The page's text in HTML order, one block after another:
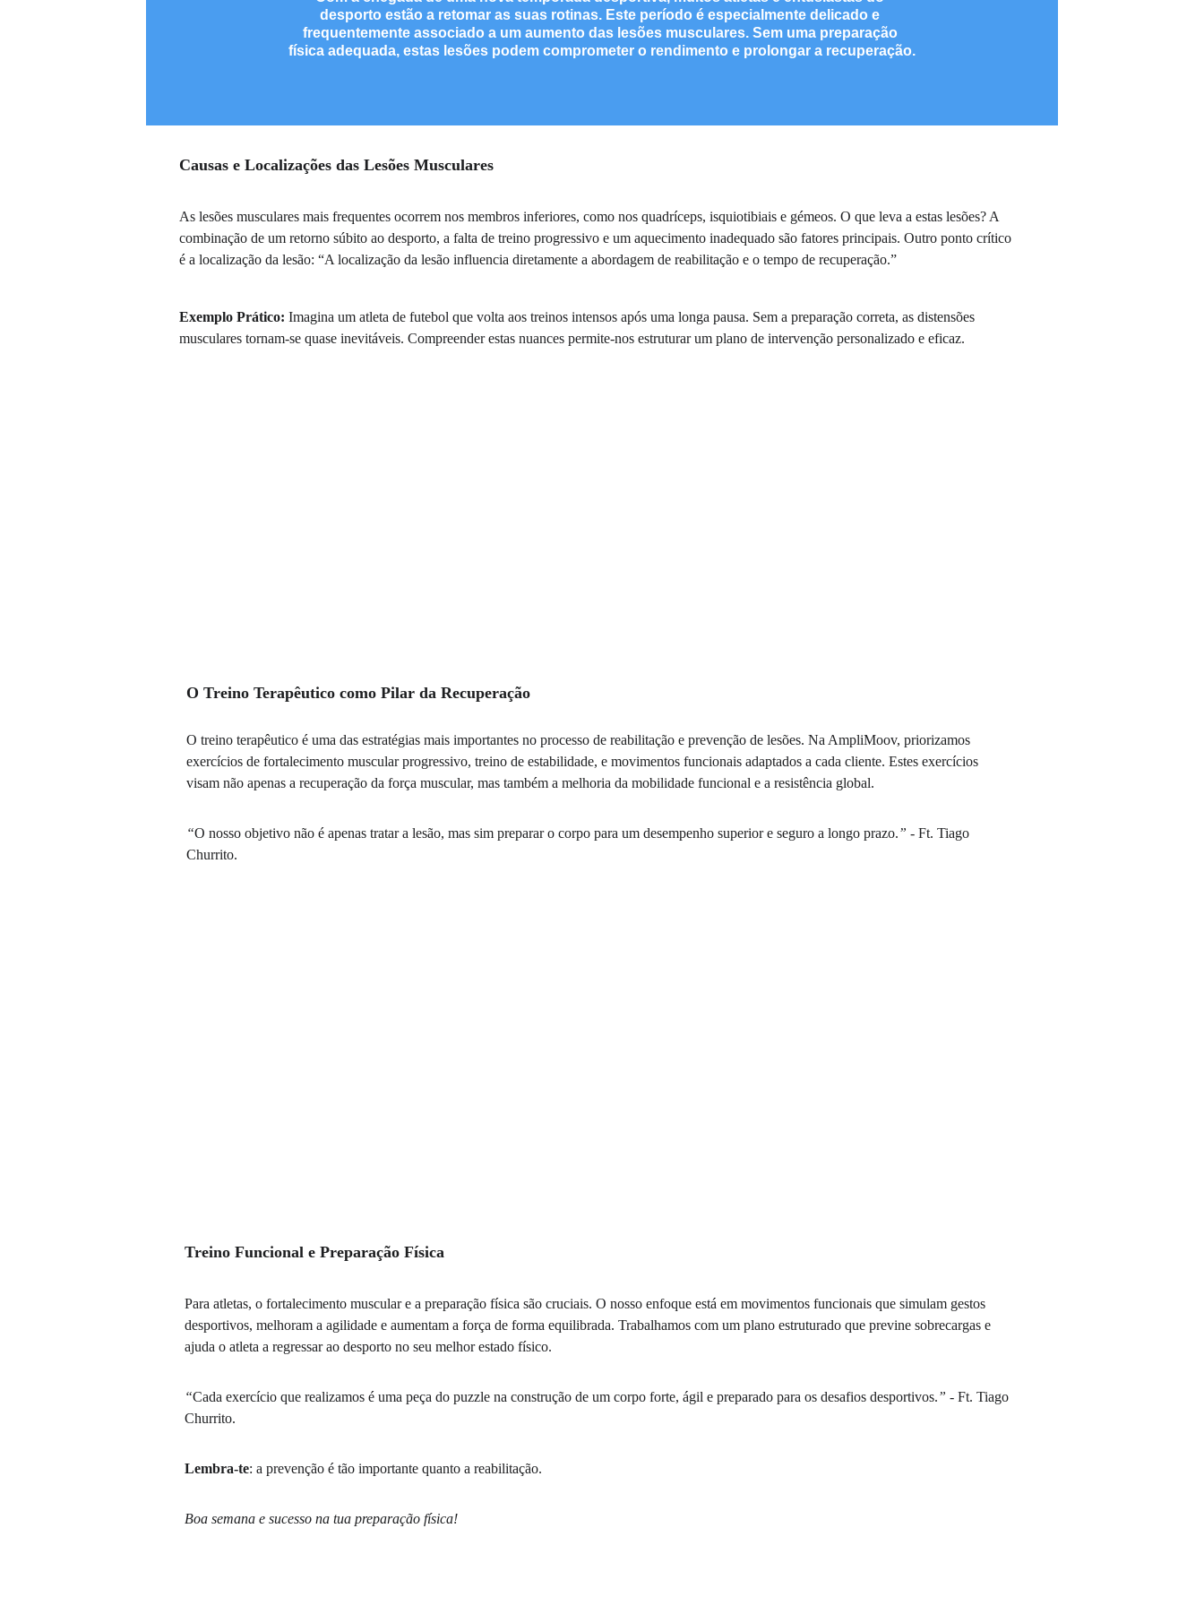
O Treino Terapêutico como Pilar da Recuperação
O treino terapêutico é uma das estratégias mais importantes no processo de reabilitação e prevenção de lesões. Na AmpliMoov, priorizamos
exercícios de fortalecimento muscular progressivo, treino de estabilidade, e movimentos funcionais adaptados a cada cliente. Estes exercícios
visam não apenas a recuperação da força muscular, mas também a melhoria da mobilidade funcional e a resistência global.
“O nosso objetivo não é apenas tratar a lesão, mas sim preparar o corpo para um desempenho superior e seguro a longo prazo.” - Ft. Tiago
Churrito.
desporto estão a retomar as suas rotinas. Este período é especialmente delicado e
frequentemente associado a um aumento das lesões musculares. Sem uma preparação
física adequada, estas lesões podem comprometer o rendimento e prolongar a recuperação.
Causas e Localizações das Lesões Musculares
As lesões musculares mais frequentes ocorrem nos membros inferiores, como nos quadríceps, isquiotibiais e gémeos. O que leva a estas lesões? A
combinação de um retorno súbito ao desporto, a falta de treino progressivo e um aquecimento inadequado são fatores principais. Outro ponto crítico
é a localização da lesão: “A localização da lesão influencia diretamente a abordagem de reabilitação e o tempo de recuperação.”
Exemplo Prático: Imagina um atleta de futebol que volta aos treinos intensos após uma longa pausa. Sem a preparação correta, as distensões
musculares tornam-se quase inevitáveis. Compreender estas nuances permite-nos estruturar um plano de intervenção personalizado e eficaz.
Treino Funcional e Preparação Física
Para atletas, o fortalecimento muscular e a preparação física são cruciais. O nosso enfoque está em movimentos funcionais que simulam gestos
desportivos, melhoram a agilidade e aumentam a força de forma equilibrada. Trabalhamos com um plano estruturado que previne sobrecargas e
ajuda o atleta a regressar ao desporto no seu melhor estado físico.
“Cada exercício que realizamos é uma peça do puzzle na construção de um corpo forte, ágil e preparado para os desafios desportivos.” - Ft. Tiago
Churrito.
Lembra-te: a prevenção é tão importante quanto a reabilitação.
Boa semana e sucesso na tua preparação física!